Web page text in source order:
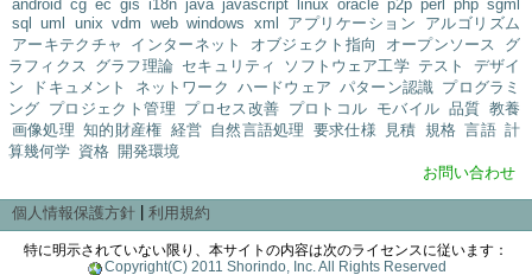
android cg ec gis i18n java javascript linux oracle p2p perl php sgml
sql uml unix vdm web windows xml アプリケーション
アルゴリズム
アーキテクチャ
インターネット オブジェクト指向 オープンソース
グ
ラフィクス
グラフ理論 セキュリティ ソフトウェア工学 テスト
デザイ
ン
ドキュメント ネットワーク ハードウェア パターン認識 プログラミ
ング プロジェクト管理 プロセス改善 プロトコル モバイル 品質 教養
画像処理 知的財産権 経営 自然言語処理 要求仕様 見積 規格 言語 計
算幾何学 資格 開発環境
お問い合わせ
個人情報保護方針| 利用規約
特に明示されていない限り、本サイトの内容は次のライセンスに従います：
Copyright(C) 2011 Shorindo, Inc. All Rights Reserved